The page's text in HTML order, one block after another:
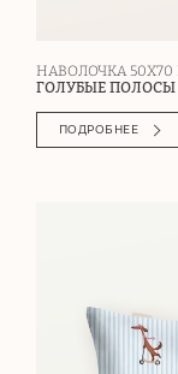
НАВОЛОЧКА
ГОЛУБЫЕ ПОЛОСЫ
ПОДРОБНЕЕ